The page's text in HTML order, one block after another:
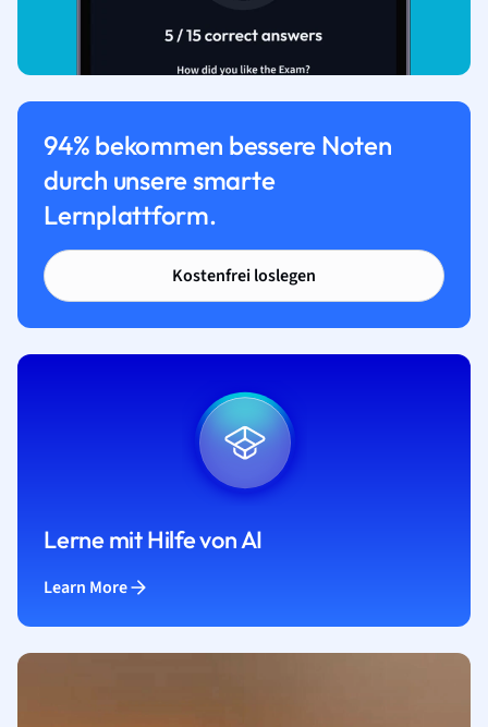
94% bekommen bessere Noten
durch unsere smarte
Lernplattform.
Kostenfrei loslegen
Lerne mit Hilfe von AI
Learn More